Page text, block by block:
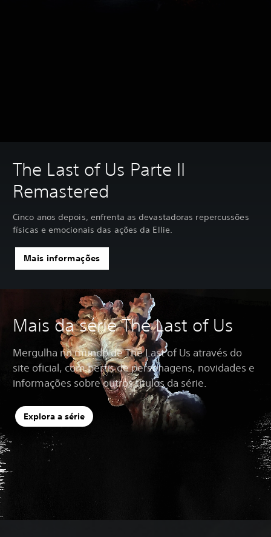
The Last of Us Parte II
Remastered
Cinco anos depois, enfrenta as devastadoras repercussões
físicas e emocionais das ações da Ellie.
Mais informações
Mais da série The Last of Us
Mergulha no mundo de The Last of Us através do
site oficial, com perfis de personagens, novidades e
informações sobre outros títulos da série.
Explora a série